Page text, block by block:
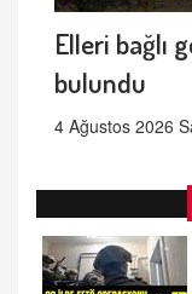
Elleri bağlı
bulundu
4 Ağustos 2026